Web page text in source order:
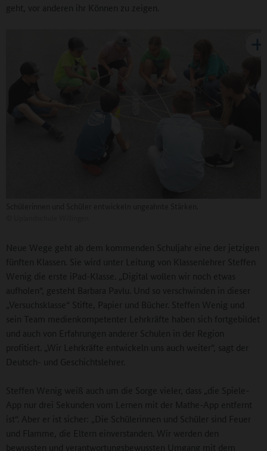
geht, vor anderen ihr Können zu zeigen.
Neue Wege geht ab dem kommenden Schuljahr eine der jetzigen
fünften Klassen. Sie wird unter Leitung von Klassenlehrer Steffen
Wenig die erste iPad-Klasse. „Digital wollen wir noch etwas
aufholen“, gesteht Barbara Pavlu. Und so verschwinden in dieser
„Versuchsklasse“ Stifte, Papier und Bücher. Steffen Wenig und
sein Team medienkompetenter Lehrkräfte haben sich fortgebildet
und auch von Erfahrungen anderer Schulen in der Region
profitiert. „Wir Lehrkräfte entwickeln uns auch weiter“, sagt der
Deutsch- und Geschichtslehrer.
Steffen Wenig weiß auch um die Sorge vieler, dass „die Spiele-
App nur drei Sekunden vom Lernen mit der Mathe-App entfernt
ist“. Aber er ist sicher: „Die Schülerinnen und Schüler sind Feuer
und Flamme, die Eltern einverstanden. Wir werden den
bewussten und verantwortungsbewussten Umgang mit dem